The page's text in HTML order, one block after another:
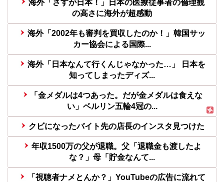
海外「さすが日本！」日本の医療従事者の倫理観
の高さに海外が超感動
海外「2002年も審判を買収したのか！」韓国サッ
カー協会による国際...
海外「日本なんて行くんじゃなかった…」 日本を
知ってしまったディズ...
「金メダルは4つあった。だが金メダルは食えな
い」ベルリン五輪4冠の...
クビになったバイト先の店長のインスタ見つけた
年収1500万の父が退職。父「退職金も渡したよ
な？」母「貯金なんて...
「視聴者ナメとんか？」YouTubeの広告に流れて